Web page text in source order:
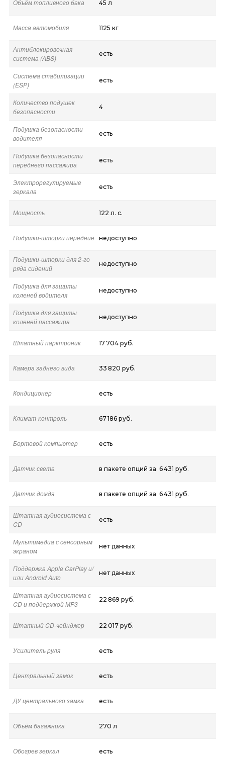
Объём топливного бака 45 л
Масса автомобиля 1125 кг
Антиблокировочная
система (ABS)
есть
Система стабилизации
(ESP)
есть
Количество подушек
безопасности
4
Подушка безопасности
водителя
есть
Подушка безопасности
переднего пассажира
есть
Электрорегулируемые
зеркала
есть
Мощность 122 л. с.
Подушки-шторки передние недоступно
Подушки-шторки для 2-го
ряда сидений
недоступно
Подушка для защиты
коленей водителя
недоступно
Подушка для защиты
коленей пассажира
недоступно
Штатный парктроник 17 704 руб.
Камера заднего вида 33 820 руб.
Кондиционер есть
Климат-контроль 67 186 руб.
Бортовой компьютер есть
Датчик света в пакете опций за 6 431 руб.
Датчик дождя в пакете опций за 6 431 руб.
Штатная аудиосистема с
CD
есть
Мультимедиа с сенсорным
экраном
нет данных
Поддержка Apple CarPlay и/
или Android Auto
нет данных
Штатная аудиосистема с
CD и поддержкой MP3
22 869 руб.
Штатный CD-чейнджер 22 017 руб.
Усилитель руля есть
Центральный замок есть
ДУ центрального замка есть
Объём багажника 270 л
Обогрев зеркал есть